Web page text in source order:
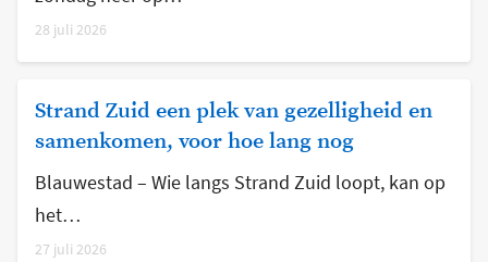
28 juli 2026
Strand Zuid een plek van gezelligheid en
samenkomen, voor hoe lang nog
Blauwestad – Wie langs Strand Zuid loopt, kan op
het…
27 juli 2026